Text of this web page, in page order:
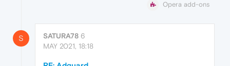
Opera add-ons
S SATURA78 6
MAY 2021, 18:18